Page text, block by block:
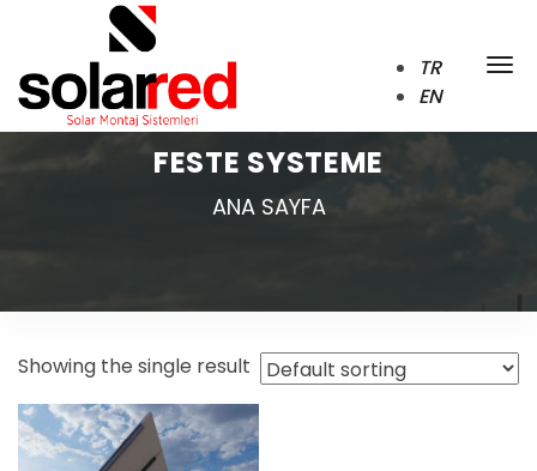
TR
EN
FESTE SYSTEME
ANA SAYFA
Showing the single result